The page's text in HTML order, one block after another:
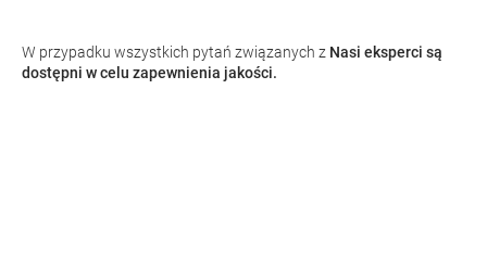
W przypadku wszystkich pytań związanych z Nasi eksperci są
dostępni w celu zapewnienia jakości.